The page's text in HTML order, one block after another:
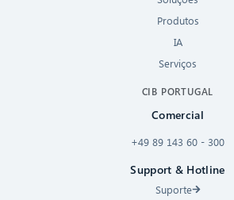
Produtos
IA
Serviços
CIB PORTUGAL
Comercial
+49 89 143 60 - 300
Support & Hotline
Suporte